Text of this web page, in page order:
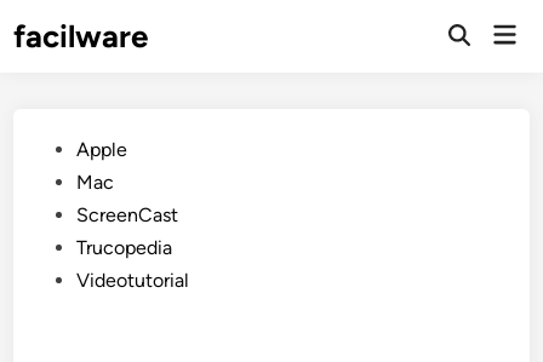
facilware
Publicado
en
Apple
Mac
ScreenCast
Trucopedia
Videotutorial